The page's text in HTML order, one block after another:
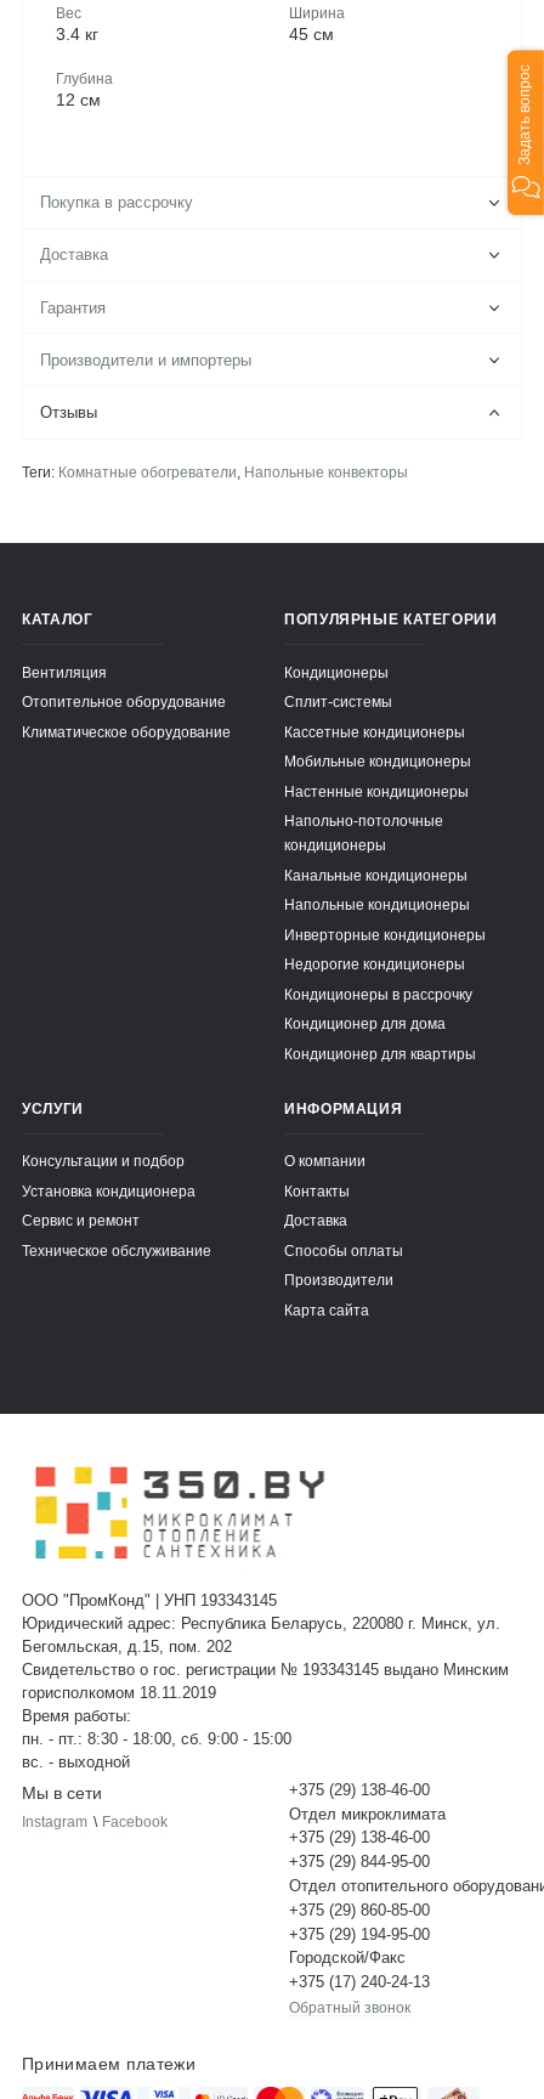
Вес
3.4 кг
Глубина
12 см
Ширина
45 см
Покупка в рассрочку
Доставка
Гарантия
Производители и импортеры
Отзывы
Теги: Комнатные обогреватели Напольные конвекторы
КАТАЛОГ
Вентиляция
Отопительное оборудование
Климатическое оборудование
ПОПУЛЯРНЫЕ КАТЕГОРИИ
Кондиционеры
Сплит-системы
Кассетные кондиционеры
Мобильные кондиционеры
Настенные кондиционеры
Напольно-потолочные
кондиционеры
Канальные кондиционеры
Напольные кондиционеры
Инверторные кондиционеры
Недорогие кондиционеры
Кондиционеры в рассрочку
Кондиционер для дома
Кондиционер для квартиры
УСЛУГИ
Консультации и подбор
Установка кондиционера
Сервис и ремонт
Техническое обслуживание
ИНФОРМАЦИЯ
О компании
Контакты
Доставка
Способы оплаты
Производители
Карта сайта
ООО "ПромКонд" | УНП 193343145
Юридический адрес: Республика Беларусь, 220080 г. Минск, ул.
Бегомльская, д.15, пом. 202
Свидетельство о гос. регистрации № 193343145 выдано Минским
горисполкомом 18.11.2019
Время работы:
пн. - пт.: 8:30 - 18:00, сб. 9:00 - 15:00
вс. - выходной
+375 (29) 138-46-00
Отдел микроклимата
+375 (29) 138-46-00
+375 (29) 844-95-00
Отдел отопительного
+375 (29) 860-85-00
+375 (29) 194-95-00
Городской/Факс
+375 (17) 240-24-13
Обратный звонок
Мы в сети
Instagram \ Facebook
Принимаем платежи
Задать вопрос